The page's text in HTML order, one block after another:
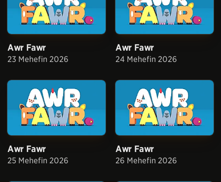
Awr Fawr
23 Mehefin 2026
Awr Fawr
24 Mehefin 2026
Awr Fawr
25 Mehefin 2026
Awr Fawr
26 Mehefin 2026